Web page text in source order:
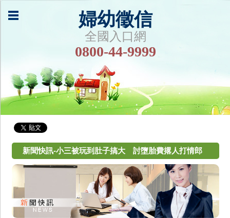
婦幼徵信
全國入口網
0800-44-9999
新聞快訊-小三被玩到肚子搞大 討墮胎費撂人打情郎
反得賠他20萬